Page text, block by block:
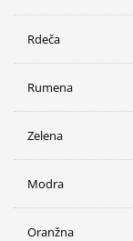
Rdeča
Rumena
Zelena
Modra
Oranžna